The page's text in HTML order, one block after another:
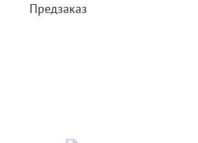
Предзаказ